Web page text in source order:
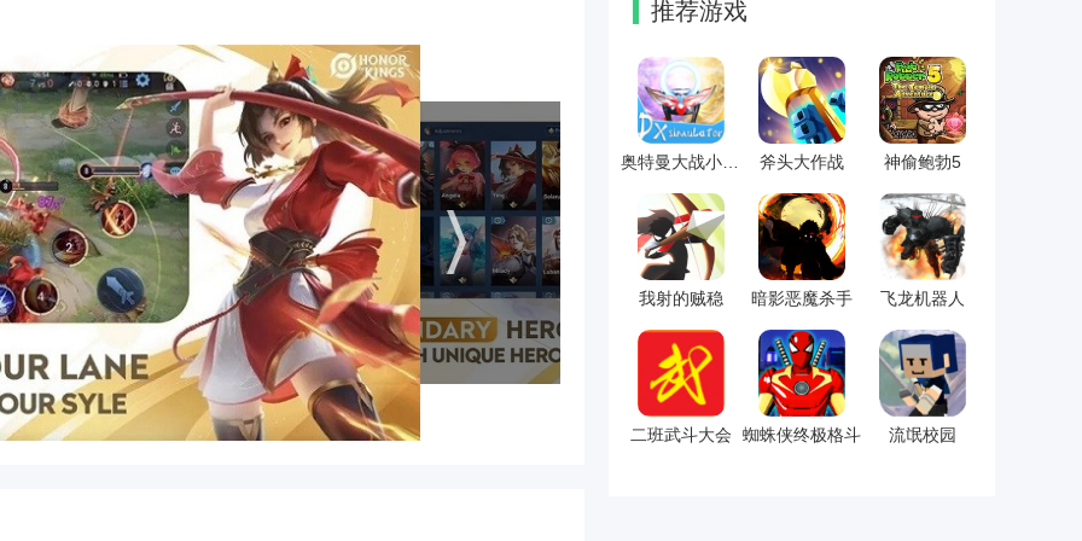
推荐游戏
斧头大作战 神偷鲍勃5
我射的贼稳 暗影恶魔杀手 飞龙机器人
二班武斗大会 蜘蛛侠终极格斗 流氓校园